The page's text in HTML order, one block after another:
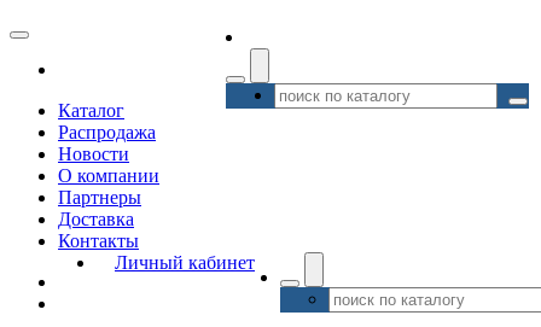
Каталог
Распродажа
Новости
О компании
Партнеры
Доставка
Контакты
Личный кабинет